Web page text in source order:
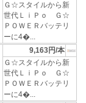
Ｇ☆スタイルから新
世代ＬｉＰｏ Ｇ☆
ＰＯＷＥＲバッテリ
ーに4�...
9,163円/本
Ｇ☆スタイルから新
世代ＬｉＰｏ Ｇ☆
ＰＯＷＥＲバッテリ
ーに4�...